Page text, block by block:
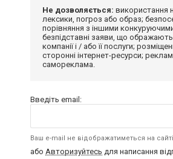
Не дозволяється: використання
лексики, погроз або образ;
порівняння з іншими
безпідставні заяви, що ображають
компанії і / або її послуги;
сторонні інтернет-ресурси;
самореклама.
Введіть email:
Ваш e-mail не відображатиметься на сайті
або Авторизуйтесь для написання